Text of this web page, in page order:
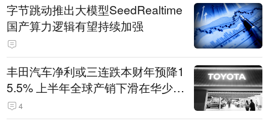
字节跳动推出大模型SeedRealtime
国产算力逻辑有望持续加强
丰田汽车净利或三连跌本财年预降1
5.5% 上半年全球产销下滑在华少卖
14.3万辆
4